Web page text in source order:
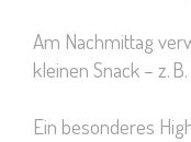
Am Nachmittag
kleinen Snack – z.
Ein besonderes